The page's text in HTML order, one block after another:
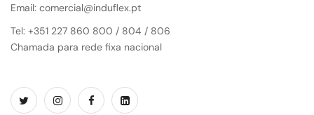
Email: comercial@induflex.pt
Tel: +351 227 860 800 / 804 / 806
Chamada para rede fixa nacional